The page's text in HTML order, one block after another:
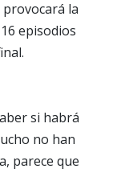
provocará la
episodios
si habrá
no han
parece que